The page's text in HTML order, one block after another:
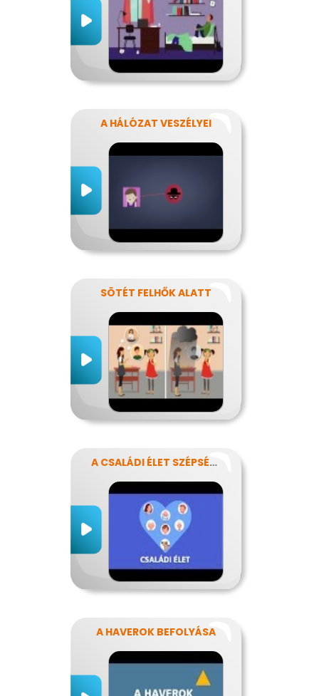
A HÁLÓZAT VESZÉLYEI
SÖTÉT FELHŐK ALATT
A CSALÁDI ÉLET SZÉPSÉGEI ÉS NEHÉZSÉGEI
A HAVEROK BEFOLYÁSA